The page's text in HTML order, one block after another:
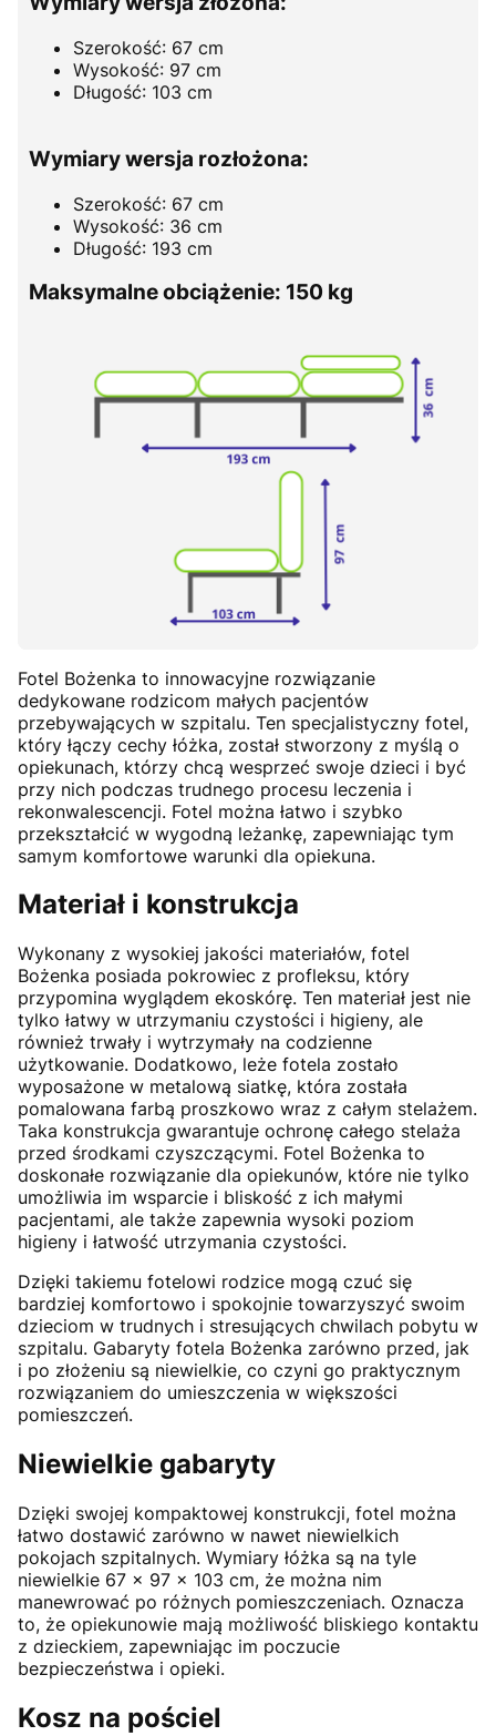
Szerokość: 67 cm
Wysokość: 97 cm
Długość: 103 cm
Wymiary wersja rozłożona:
Szerokość: 67 cm
Wysokość: 36 cm
Długość: 193 cm
Maksymalne obciążenie: 150 kg
Fotel Bożenka to innowacyjne rozwiązanie
dedykowane rodzicom małych pacjentów
przebywających w szpitalu. Ten specjalistyczny fotel,
który łączy cechy łóżka, został stworzony z myślą o
opiekunach, którzy chcą wesprzeć swoje dzieci i być
przy nich podczas trudnego procesu leczenia i
rekonwalescencji. Fotel można łatwo i szybko
przekształcić w wygodną leżankę, zapewniając tym
samym komfortowe warunki dla opiekuna.
Materiał i konstrukcja
Wykonany z wysokiej jakości materiałów, fotel
Bożenka posiada pokrowiec z profleksu, który
przypomina wyglądem ekoskórę. Ten materiał jest nie
tylko łatwy w utrzymaniu czystości i higieny, ale
również trwały i wytrzymały na codzienne
użytkowanie. Dodatkowo, leże fotela zostało
wyposażone w metalową siatkę, która została
pomalowana farbą proszkowo wraz z całym stelażem.
Taka konstrukcja gwarantuje ochronę całego stelaża
przed środkami czyszczącymi. Fotel Bożenka to
doskonałe rozwiązanie dla opiekunów, które nie tylko
umożliwia im wsparcie i bliskość z ich małymi
pacjentami, ale także zapewnia wysoki poziom
higieny i łatwość utrzymania czystości.
Dzięki takiemu fotelowi rodzice mogą czuć się
bardziej komfortowo i spokojnie towarzyszyć swoim
dzieciom w trudnych i stresujących chwilach pobytu w
szpitalu. Gabaryty fotela Bożenka zarówno przed, jak
i po złożeniu są niewielkie, co czyni go praktycznym
rozwiązaniem do umieszczenia w większości
pomieszczeń.
Niewielkie gabaryty
Dzięki swojej kompaktowej konstrukcji, fotel można
łatwo dostawić zarówno w nawet niewielkich
pokojach szpitalnych. Wymiary łóżka są na tyle
niewielkie 67 x 97 x 103 cm, że można nim
manewrować po różnych pomieszczeniach. Oznacza
to, że opiekunowie mają możliwość bliskiego kontaktu
z dzieckiem, zapewniając im poczucie
bezpieczeństwa i opieki.
Kosz na pościel